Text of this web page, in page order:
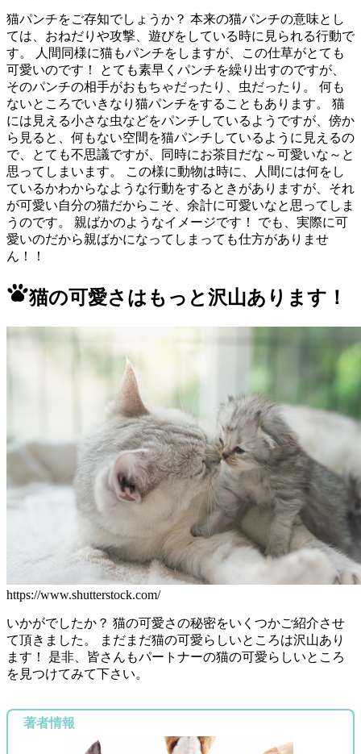
猫パンチをご存知でしょうか？ 本来の猫パンチの意味とし
ては、おねだりや攻撃、遊びをしている時に見られる行動で
す。 人間同様に猫もパンチをしますが、この仕草がとても
可愛いのです！ とても素早くパンチを繰り出すのですが、
そのパンチの相手がおもちゃだったり、虫だったり。 何も
ないところでいきなり猫パンチをすることもあります。 猫
には見える小さな虫などをパンチしているようですが、傍か
ら見ると、何もない空間を猫パンチしているように見えるの
で、とても不思議ですが、同時にお茶目だな～可愛いな～と
思ってしまいます。 この様に動物は時に、人間には何をし
ているかわからなような行動をするときがありますが、それ
が可愛い自分の猫だからこそ、余計に可愛いなと思ってしま
うのです。 親ばかのようなイメージです！ でも、実際に可
愛いのだから親ばかになってしまっても仕方がありませ
ん！！
猫の可愛さはもっと沢山あります！
https://www.shutterstock.com/
いかがでしたか？ 猫の可愛さの秘密をいくつかご紹介させ
て頂きました。 まだまだ猫の可愛らしいところは沢山あり
ます！ 是非、皆さんもパートナーの猫の可愛らしいところ
を見つけてみて下さい。
著者情報